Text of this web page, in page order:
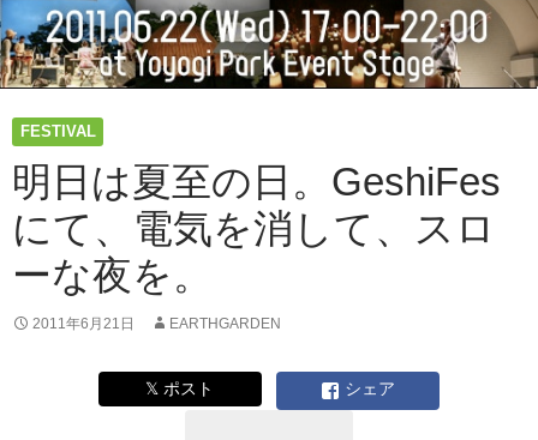
FESTIVAL
明日は夏至の日。GeshiFes
にて、電気を消して、スロ
ーな夜を。
2011年6月21日 EARTHGARDEN
𝕏 ポスト シェア